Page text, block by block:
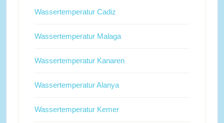
Wassertemperatur Cadiz
Wassertemperatur Malaga
Wassertemperatur Kanaren
Wassertemperatur Alanya
Wassertemperatur Kemer